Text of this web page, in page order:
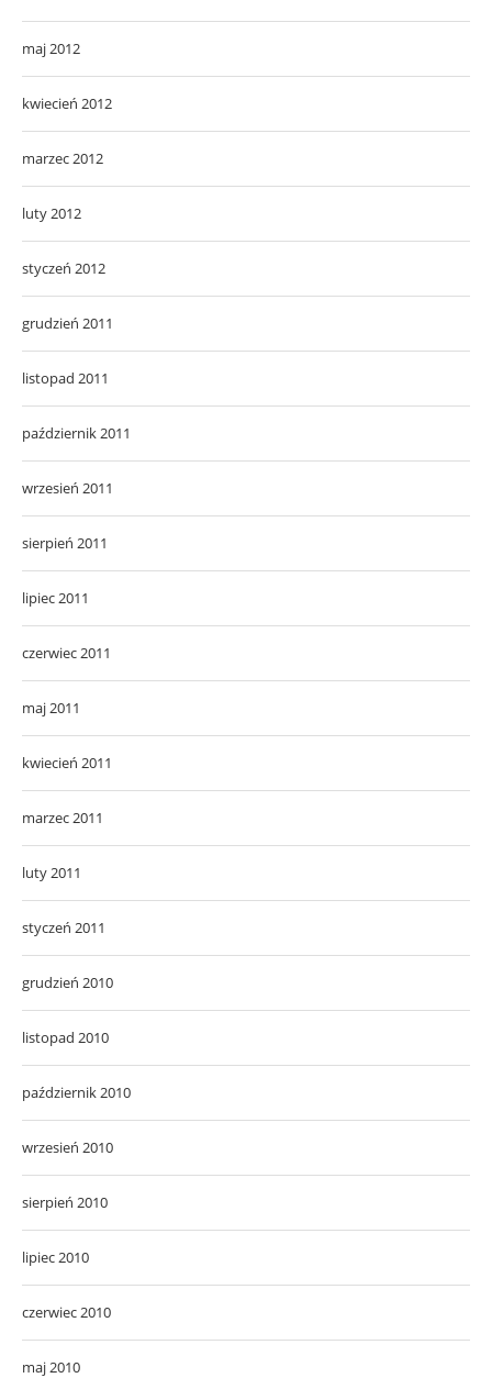
maj 2012
kwiecień 2012
marzec 2012
luty 2012
styczeń 2012
grudzień 2011
listopad 2011
październik 2011
wrzesień 2011
sierpień 2011
lipiec 2011
czerwiec 2011
maj 2011
kwiecień 2011
marzec 2011
luty 2011
styczeń 2011
grudzień 2010
listopad 2010
październik 2010
wrzesień 2010
sierpień 2010
lipiec 2010
czerwiec 2010
maj 2010